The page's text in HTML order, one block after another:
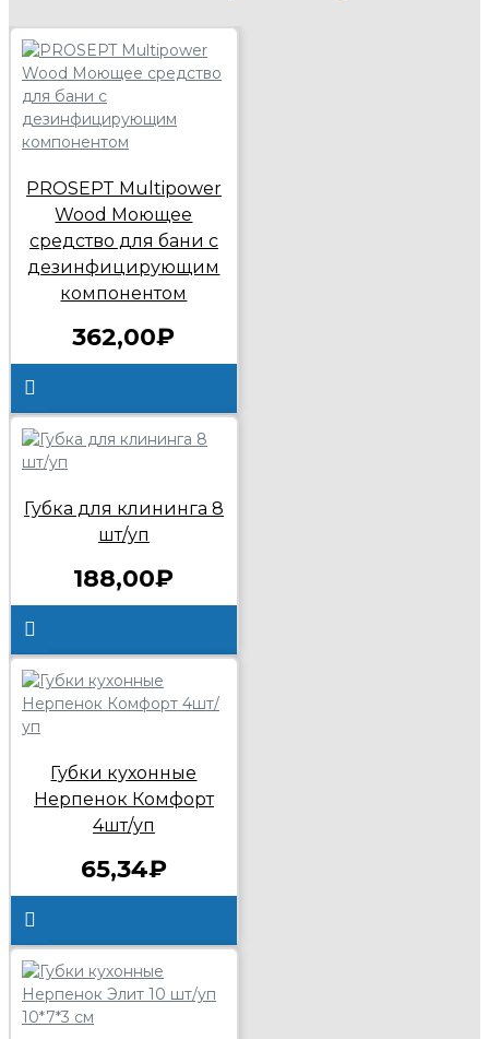
PROSEPT Multipower
Wood Моющее
средство для бани с
дезинфицирующим
компонентом
362,00₽
Губка для клининга 8
шт/уп
188,00₽
Губки кухонные
Нерпенок Комфорт
4шт/уп
65,34₽